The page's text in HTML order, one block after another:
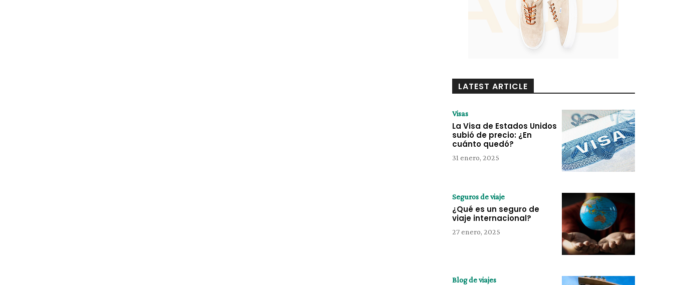
LATEST ARTICLE
Visas
La Visa de Estados Unidos
subió de precio: ¿En
cuánto quedó?
31 enero, 2025
Seguros de viaje
¿Qué es un seguro de
viaje internacional?
27 enero, 2025
Blog de viajes